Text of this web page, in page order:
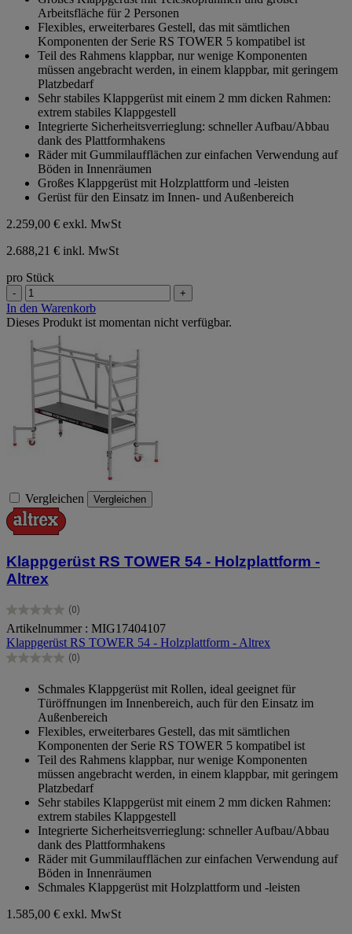
Sternen.Arbeitsfläche für 2 Personen
Flexibles, erweiterbares Gestell, das mit sämtlichen
Komponenten der Serie RS TOWER 5 kompatibel ist
Teil des Rahmens klappbar, nur wenige Komponenten
müssen angebracht werden, in einem klappbar, mit geringem
Platzbedarf
Sehr stabiles Klappgerüst mit einem 2 mm dicken Rahmen:
extrem stabiles Klappgestell
Integrierte Sicherheitsverrieglung: schneller Aufbau/Abbau
dank des Plattformhakens
Räder mit Gummilaufflächen zur einfachen Verwendung auf
Böden in Innenräumen
Großes Klappgerüst mit Holzplattform und -leisten
Gerüst für den Einsatz im Innen- und Außenbereich
2.259,00 € exkl. MwSt
2.688,21 € inkl. MwSt
pro Stück
- +
In den Warenkorb
Dieses Produkt ist momentan nicht verfügbar.
Vergleichen Vergleichen
Klappgerüst RS TOWER 54 - Holzplattform -
Altrex
(0)
0.0
von
5
Sternen.
Artikelnummer : MIG17404107
Klappgerüst RS TOWER 54 - Holzplattform - Altrex
(0)
0.0
Sternen.
Schmales Klappgerüst mit Rollen, ideal geeignet für
Türöffnungen im Innenbereich, auch für den Einsatz im
Außenbereich
Flexibles, erweiterbares Gestell, das mit sämtlichen
Komponenten der Serie RS TOWER 5 kompatibel ist
Teil des Rahmens klappbar, nur wenige Komponenten
müssen angebracht werden, in einem klappbar, mit geringem
Platzbedarf
Sehr stabiles Klappgerüst mit einem 2 mm dicken Rahmen:
extrem stabiles Klappgestell
Integrierte Sicherheitsverrieglung: schneller Aufbau/Abbau
dank des Plattformhakens
Räder mit Gummilaufflächen zur einfachen Verwendung auf
Böden in Innenräumen
Schmales Klappgerüst mit Holzplattform und -leisten
1.585,00 € exkl. MwSt